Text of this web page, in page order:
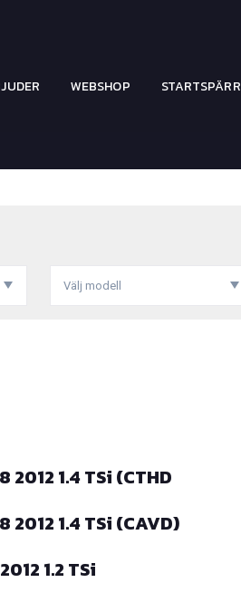
WEBSHOP STARTSPÄRR
Välj modell
1.4 TSi (CTHD
1.4 TSi (CAVD)
1.2 TSi